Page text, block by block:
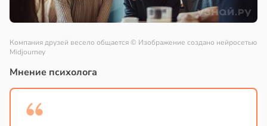
Компания друзей весело общается© Изображение создано нейросетью
Midjourney
Мнение психолога